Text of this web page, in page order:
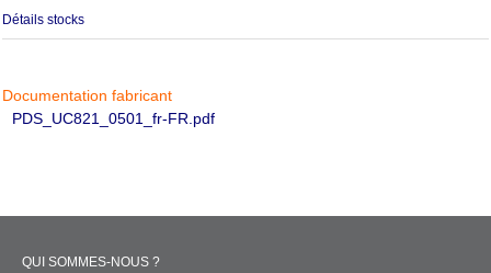
Détails stocks
Documentation fabricant
PDS_UC821_0501_fr-FR.pdf
QUI SOMMES-NOUS ?